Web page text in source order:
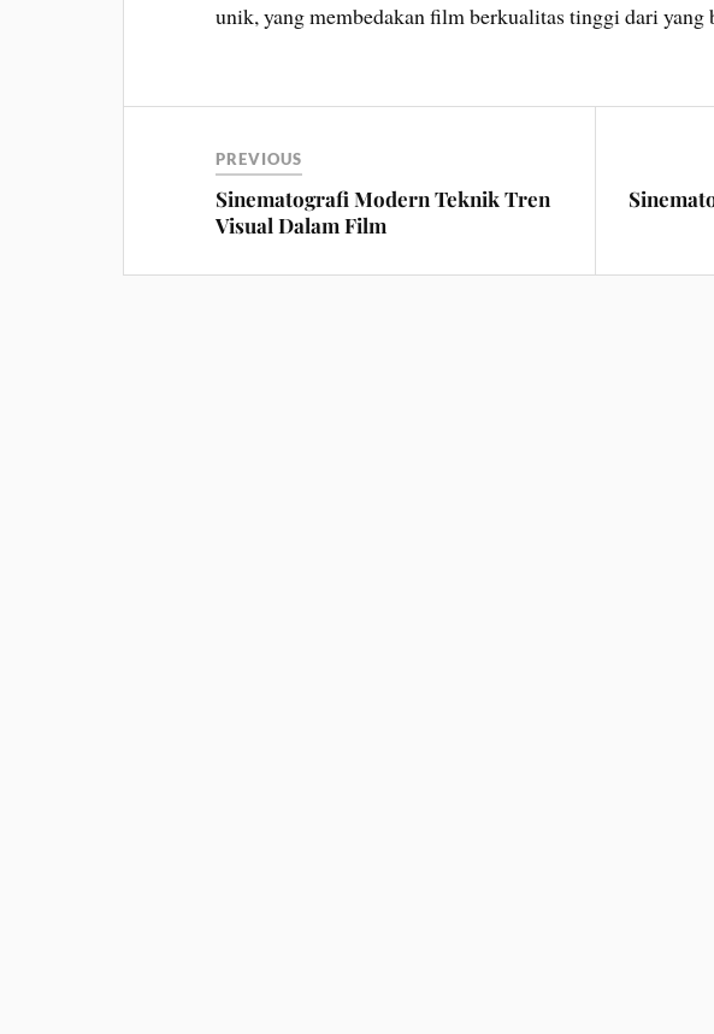
unik, yang membedakan film berkualitas tinggi dari yang
PREVIOUS
Sinematografi Modern Teknik Tren
Visual Dalam Film